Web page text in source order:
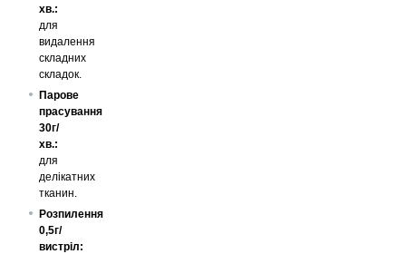
хв.:
для
видалення
складних
складок.
Парове
прасування
30г/
хв.:
для
делікатних
тканин.
Розпилення
0,5г/
вистріл: